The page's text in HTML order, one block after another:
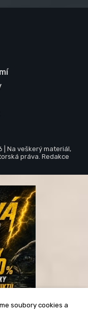
| Na veškerý materiál,
práva. Redakce
soubory cookies a